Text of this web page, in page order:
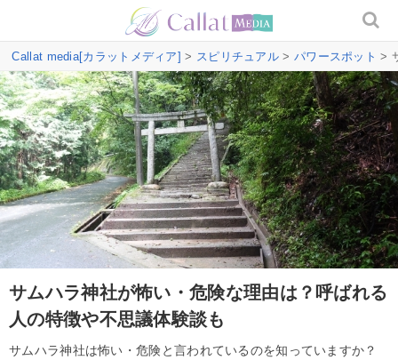
Callat media[カラットメディア] > スピリチュアル > パワースポット >
サムハラ神社が怖い・危険な理由は？呼ばれる
人の特徴や不思議体験談も
サムハラ神社は怖い・危険と言われているのを知っていますか？